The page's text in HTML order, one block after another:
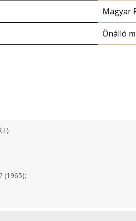
Magyar
Önálló
(1965);